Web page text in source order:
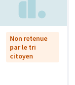
Non retenue
par le tri
citoyen